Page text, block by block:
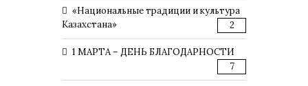
«Национальные традиции и культура
Казахстана»
2
1 МАРТА – ДЕНЬ БЛАГОДАРНОСТИ
7